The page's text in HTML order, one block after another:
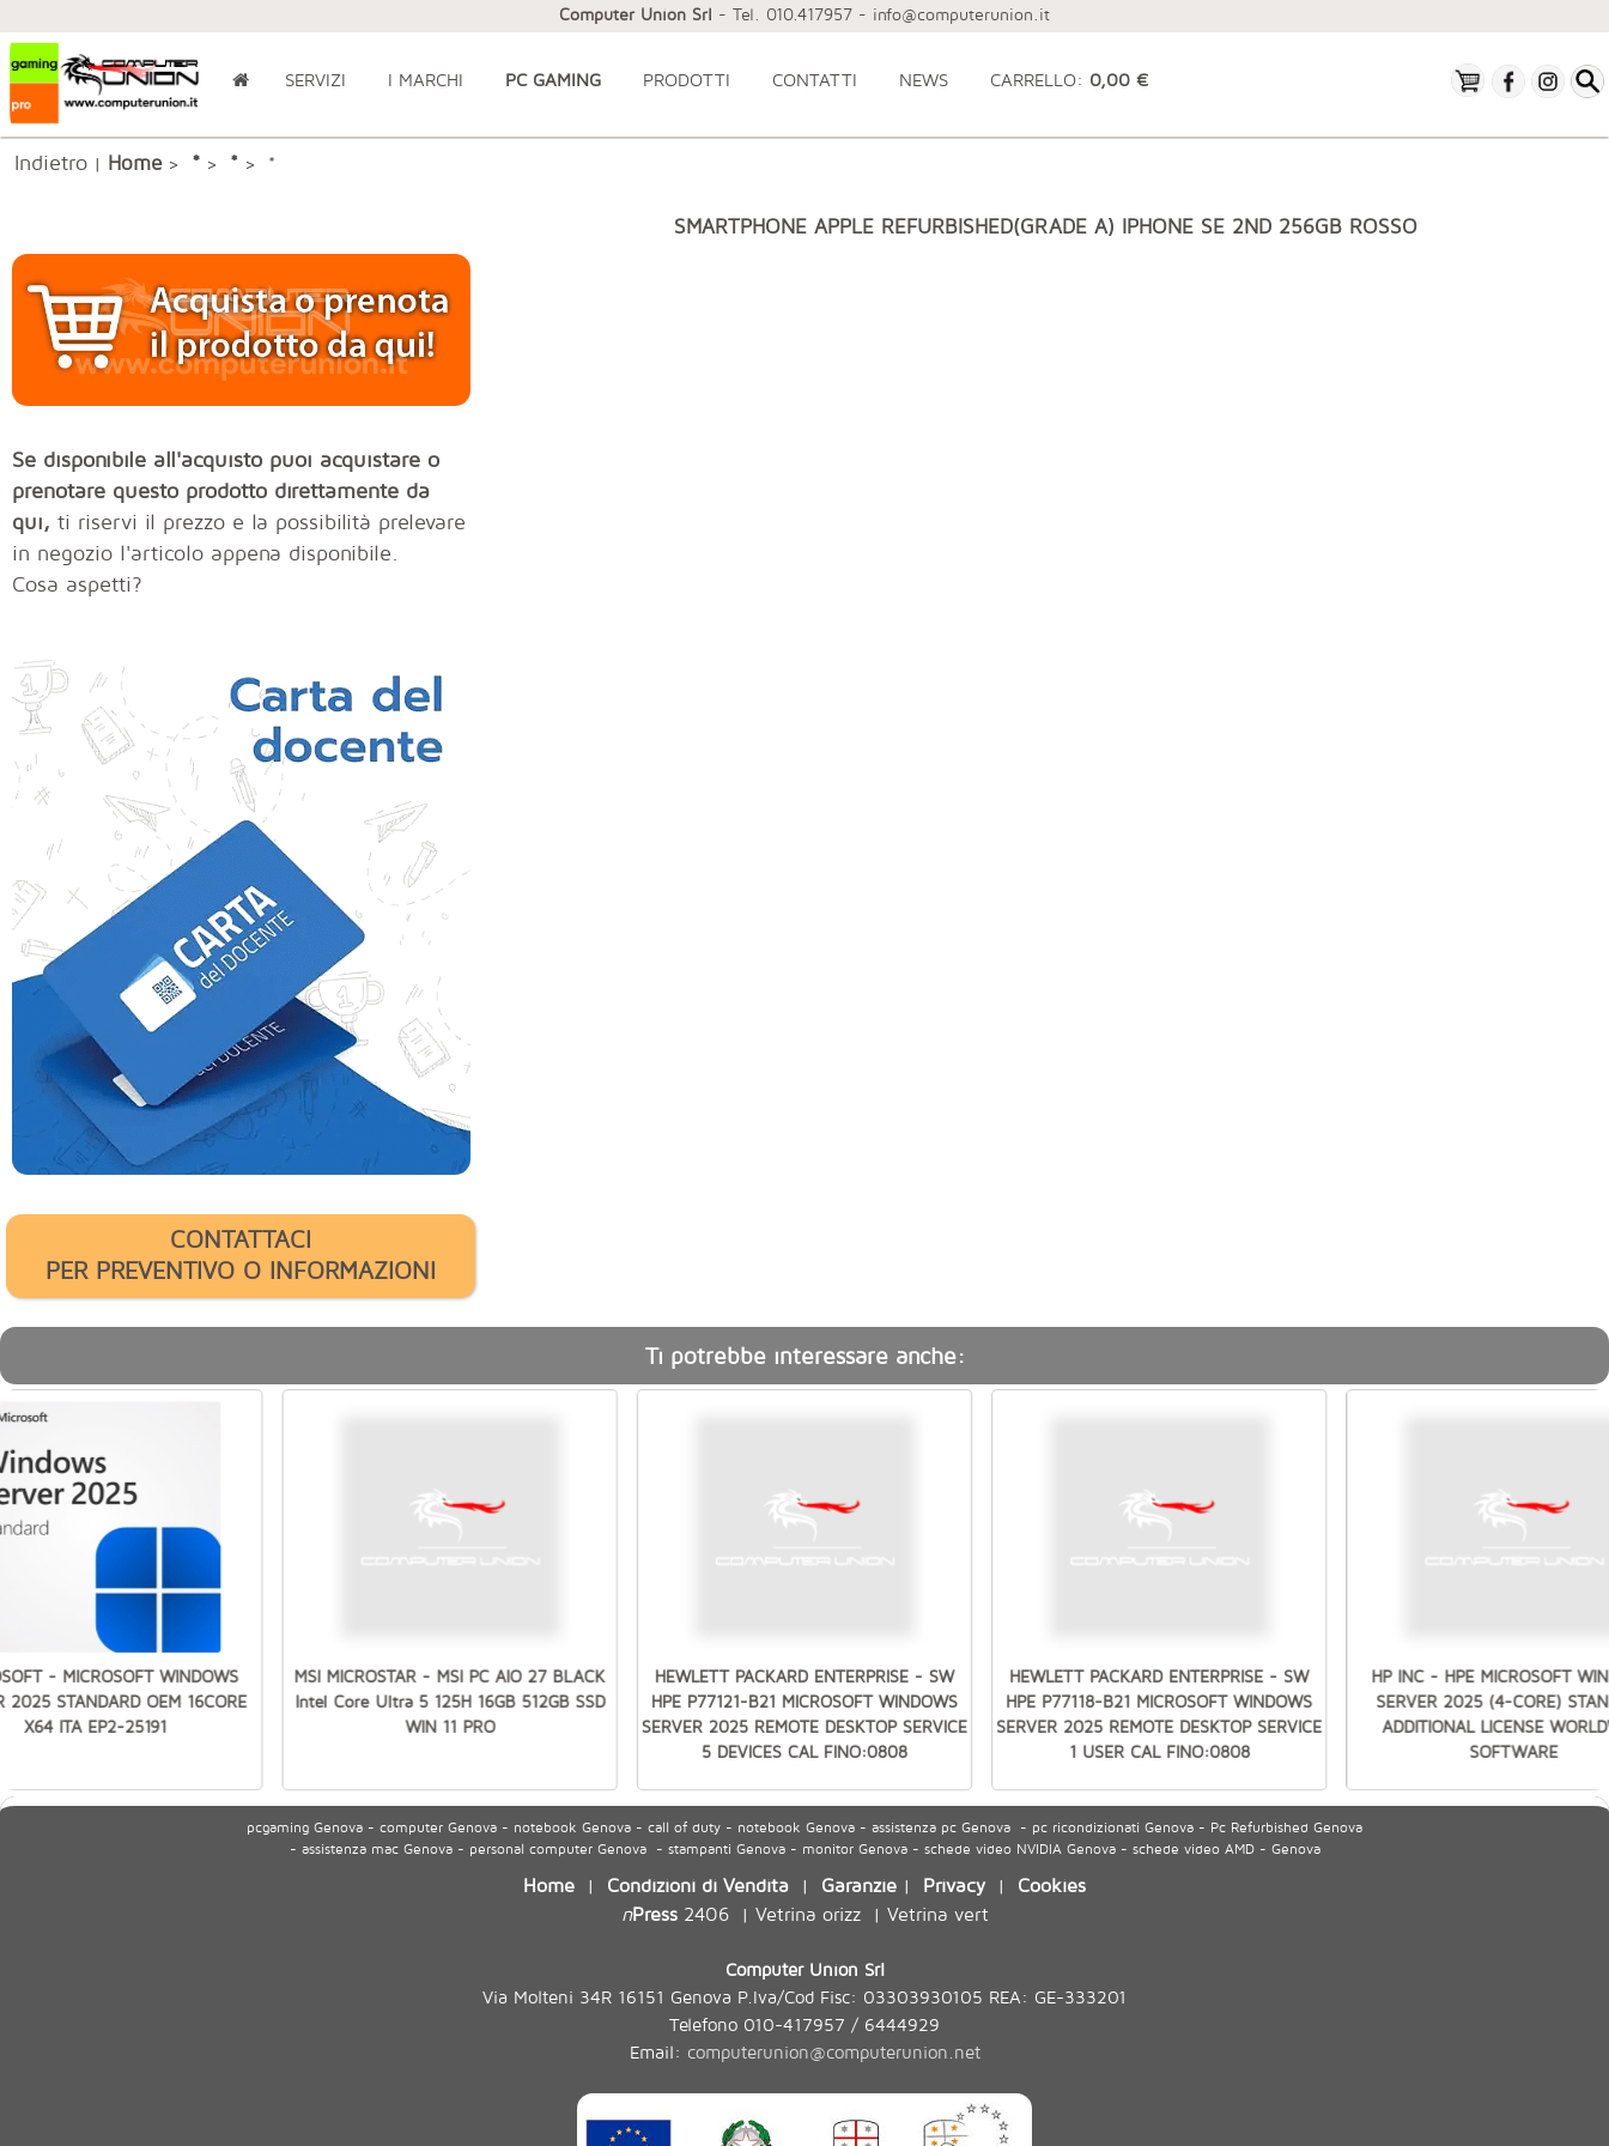
Computer Union Srl - Tel. 010.417957 - info@computerunion.it
SERVIZI I MARCHI PC GAMING PRODOTTI CONTATTI NEWS CARRELLO: 0,00 €
Indietro | Home> * > * > *
Se disponibile all'acquisto puoi acquistare o
prenotare questo prodotto direttamente da
qui, ti riservi il prezzo e la possibilità prelevare
in negozio l'articolo appena disponibile.
Cosa aspetti?
CONTATTACI
PER PREVENTIVO O INFORMAZIONI
SMARTPHONE APPLE REFURBISHED(GRADE A) IPHONE SE 2ND 256GB ROSSO
Ti potrebbe interessare anche:
MSI MICROSTAR - MSI PC AIO 27 BLACK
Intel Core Ultra 5 125H 16GB 512GB SSD
WIN 11 PRO
HEWLETT PACKARD ENTERPRISE - SW
HPE P77121-B21 MICROSOFT WINDOWS
SERVER 2025 REMOTE DESKTOP SERVICE
5 DEVICES CAL FINO:0808
HEWLETT PACKARD ENTERPRISE - SW
HPE P77118-B21 MICROSOFT WINDOWS
SERVER 2025 REMOTE DESKTOP SERVICE
1 USER CAL FINO:0808
HP INC - HPE MICROSOFT
SERVER 2025 (4-CORE)
ADDITIONAL LICENSE
SOFTWARE
- MICROSOFT WINDOWS
2025 STANDARD OEM 16CORE
X64 ITA EP2-25191
pcgaming Genova - computer Genova - notebook Genova - call of duty - notebook Genova - assistenza pc Genova - pc ricondizionati Genova - Pc Refurbished Genova
- assistenza mac Genova - personal computer Genova - stampanti Genova - monitor Genova - schede video NVIDIA Genova - schede video AMD - Genova
Home | Condizioni di Vendita | Garanzie | Privacy| Cookies
nPress2406| Vetrina orizz| Vetrina vert
Computer Union Srl
Via Molteni 34R 16151 Genova P.Iva/Cod Fisc: 03303930105 REA: GE-333201
Telefono 010-417957 / 6444929
Email: computerunion@computerunion.net